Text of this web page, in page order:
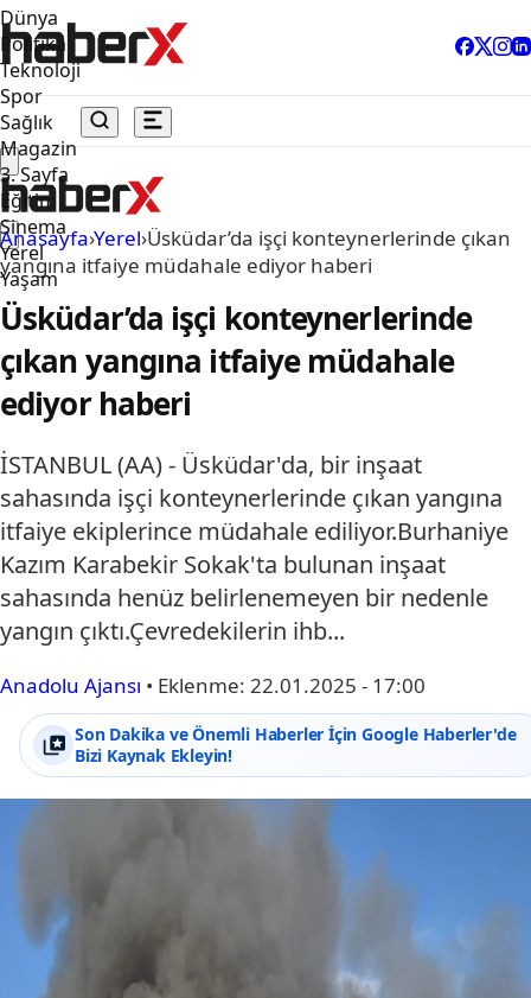
Dünya
Politika
Teknoloji
Spor
Sağlık
Magazin
3. Sayfa
Eğitim
Sinema
Yerel
Yaşam
Anasayfa›Yerel›Üsküdar’da işçi konteynerlerinde çıkan
yangına itfaiye müdahale ediyor haberi
Üsküdar’da işçi konteynerlerinde
çıkan yangına itfaiye müdahale
ediyor haberi
İSTANBUL (AA) - Üsküdar'da, bir inşaat
sahasında işçi konteynerlerinde çıkan yangına
itfaiye ekiplerince müdahale ediliyor.Burhaniye
Kazım Karabekir Sokak'ta bulunan inşaat
sahasında henüz belirlenemeyen bir nedenle
yangın çıktı.Çevredekilerin ihb...
Anadolu Ajansı • Eklenme: 22.01.2025 - 17:00
Son Dakika ve Önemli Haberler İçin Google Haberler'de
Bizi Kaynak Ekleyin!